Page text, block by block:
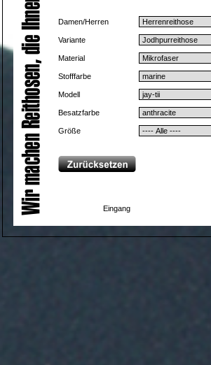
Damen/Herren
Variante
Material
Stofffarbe
Modell
Besatzfarbe
Größe
Eingang